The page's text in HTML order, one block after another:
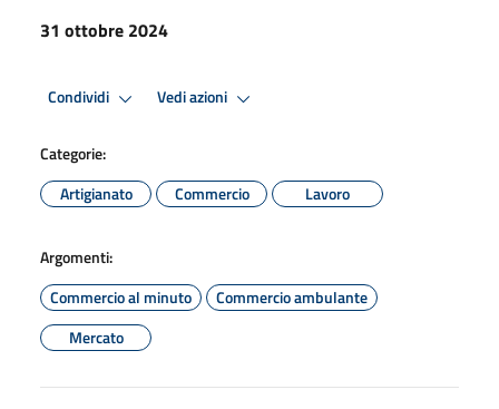
31 ottobre 2024
Condividi Vedi azioni
Categorie:
Artigianato
Commercio Lavoro
Argomenti:
Commercio al minuto
Commercio ambulante
Mercato